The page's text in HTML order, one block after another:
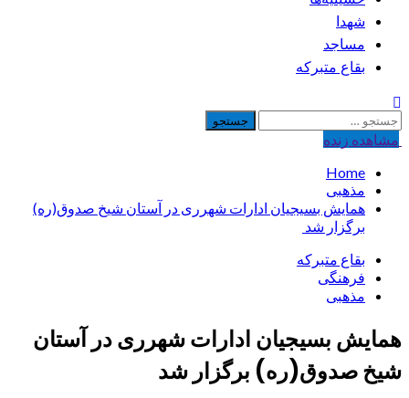
شهدا
مساجد
بقاع متبرکه
جستجو
برای:
مشاهده‌ زنده
Home
مذهبی
همایش بسیجیان ادارات شهرری در آستان شیخ صدوق(ره)
برگزار شد
بقاع متبرکه
فرهنگی
مذهبی
همایش بسیجیان ادارات شهرری در آستان
شیخ صدوق(ره) برگزار شد